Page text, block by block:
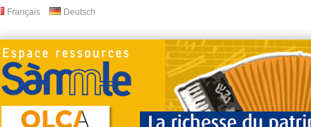
Inhalt
Français Deutsch